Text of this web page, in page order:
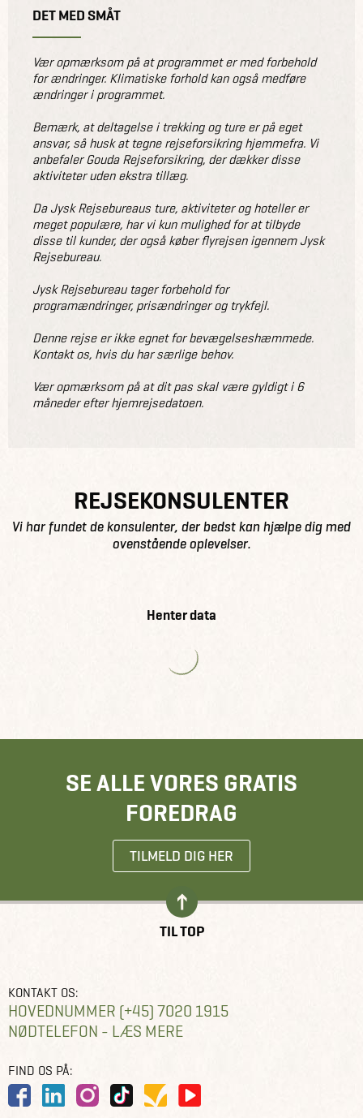
DET MED SMÅT
Vær opmærksom på at programmet er med forbehold
for ændringer. Klimatiske forhold kan også medføre
ændringer i programmet.
Bemærk, at deltagelse i trekking og ture er på eget
ansvar, så husk at tegne rejseforsikring hjemmefra. Vi
anbefaler Gouda Rejseforsikring, der dækker disse
aktiviteter uden ekstra tillæg.
Da Jysk Rejsebureaus ture, aktiviteter og hoteller er
meget populære, har vi kun mulighed for at tilbyde
disse til kunder, der også køber flyrejsen igennem Jysk
Rejsebureau.
Jysk Rejsebureau tager forbehold for
programændringer, prisændringer og trykfejl.
Denne rejse er ikke egnet for bevægelseshæmmede.
Kontakt os, hvis du har særlige behov.
Vær opmærksom på at dit pas skal være gyldigt i 6
måneder efter hjemrejsedatoen.
REJSEKONSULENTER
Vi har fundet de konsulenter, der bedst kan hjælpe dig med
ovenstående oplevelser.
Henter data
SE ALLE VORES GRATIS
FOREDRAG
TILMELD DIG HER
TIL TOP
KONTAKT OS:
HOVEDNUMMER (+45) 7020 1915
NØDTELEFON - LÆS MERE
FIND OS PÅ: